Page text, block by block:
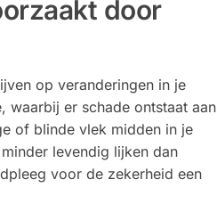
door
op veranderingen in je
er schade ontstaat aan
of blinde vlek midden in je
levendig lijken dan
voor de zekerheid een